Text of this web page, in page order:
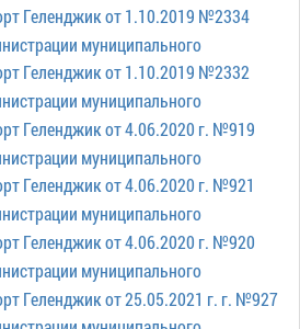
Геленджик от 1.10.2019 №2334
муниципального
Геленджик от 1.10.2019 №2332
муниципального
Геленджик от 4.06.2020 г. №919
муниципального
Геленджик от 4.06.2020 г. №921
муниципального
Геленджик от 4.06.2020 г. №920
муниципального
Геленджик от 25.05.2021 г. г. №927